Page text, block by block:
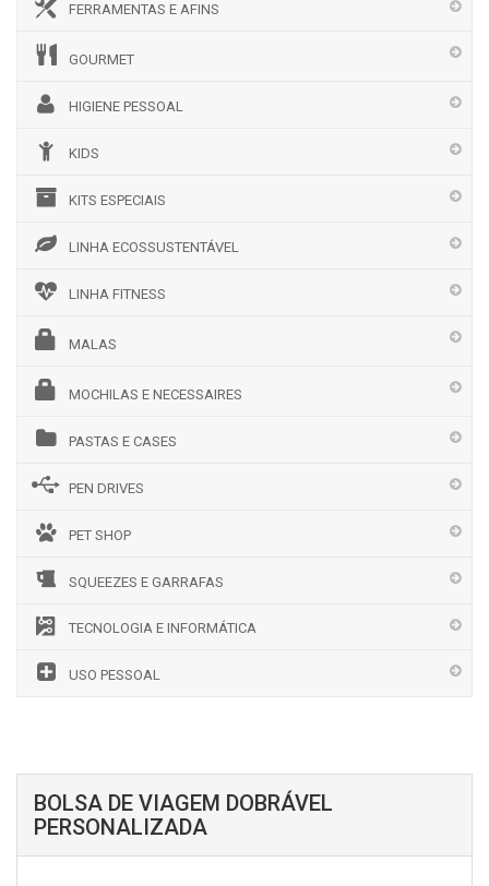
FERRAMENTAS E AFINS
GOURMET
HIGIENE PESSOAL
KIDS
KITS ESPECIAIS
LINHA ECOSSUSTENTÁVEL
LINHA FITNESS
MALAS
MOCHILAS E NECESSAIRES
PASTAS E CASES
PEN DRIVES
PET SHOP
SQUEEZES E GARRAFAS
TECNOLOGIA E INFORMÁTICA
USO PESSOAL
BOLSA DE VIAGEM DOBRÁVEL
PERSONALIZADA